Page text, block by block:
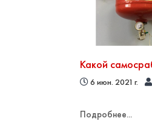
6 июн. 2021 г.
Подробнее...